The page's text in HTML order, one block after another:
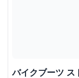
バイクブーツ ス